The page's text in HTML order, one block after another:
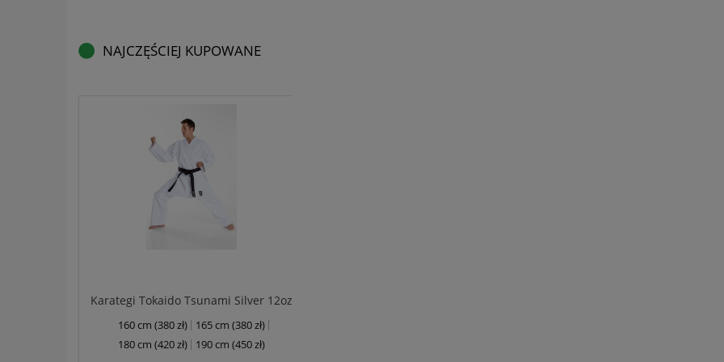
NAJCZĘŚCIEJ KUPOWANE
Karategi Tokaido Tsunami Silver 12oz
160 cm (380 zł)
165 cm (380 zł)
180 cm (420 zł)
190 cm (450 zł)